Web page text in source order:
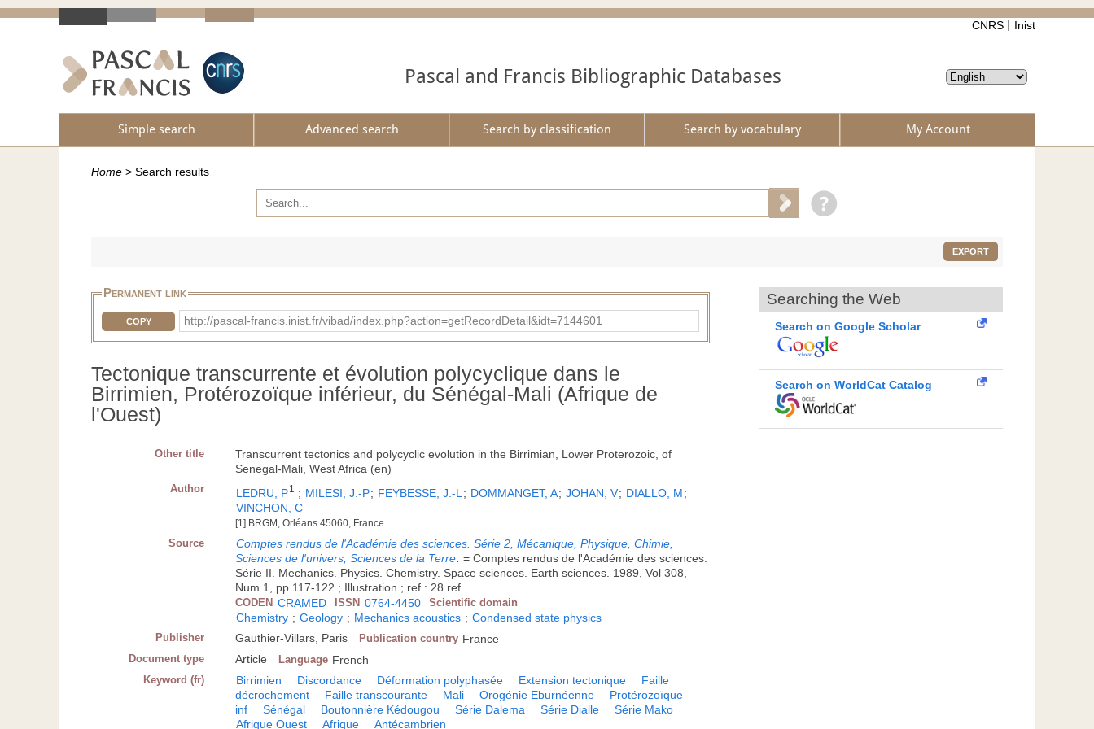
CNRS Inist
Pascal and Francis Bibliographic Databases
Simple search Advanced search Search by classification Search by vocabulary My Account
Home > Search results
EXPORT
Permanent link
COPY http://pascal-francis.inist.fr/vibad/index.php?action=getRecordDetail&idt=7144601
Tectonique transcurrente et évolution polycyclique dans le
Birrimien, Protérozoïque inférieur, du Sénégal-Mali (Afrique de
l'Ouest)
Other title
Transcurrent tectonics and polycyclic evolution in the Birrimian, Lower Proterozoic, of
Senegal-Mali, West Africa (en)
Author LEDRU, P1 ; MILESI, J.-P; FEYBESSE, J.-L ; DOMMANGET, A; JOHAN, V; DIALLO, M;
VINCHON, C
[1] BRGM, Orléans 45060, France
Source
Comptes rendus de l'Académie des sciences. Série 2, Mécanique, Physique, Chimie,
Sciences de l'univers, Sciences de la Terre .= Comptes rendus de l'Académie des sciences.
Série II. Mechanics. Physics. Chemistry. Space sciences. Earth sciences. 1989, Vol 308,
Num 1, pp 117-122 ; Illustration ; ref : 28 ref
CODEN CRAMED ISSN 0764-4450 Scientific domain
Chemistry ; Geology ; Mechanics acoustics ; Condensed state physics
Publisher Gauthier-Villars, Paris Publication country France
Document type Article Language French
Keyword (fr) Birrimien Discordance Déformation polyphasée Extension tectonique
Faille
décrochement
Faille transcourante Mali Orogénie Eburnéenne
Protérozoïque
inf
Sénégal Boutonnière Kédougou Série Dalema Série Dialle
Série Mako
Afrique Ouest
Afrique Antécambrien
Searching the Web
Search on Google Scholar
Search on WorldCat Catalog